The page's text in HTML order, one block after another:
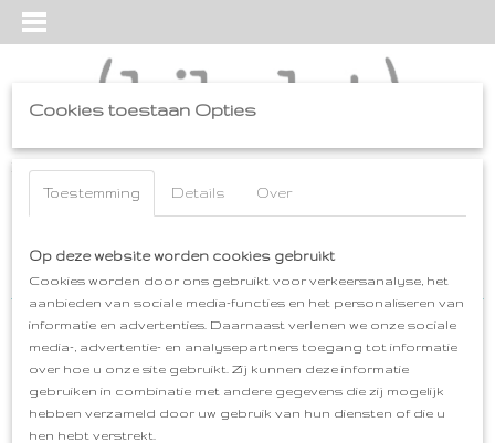
Inloggen Registreren
Home>cadeaus>VOUWTAS origami >VOUWTAS origami (wit-
blauw)
Cookies toestaan Opties
Toestemming Details Over
Op deze website worden cookies gebruikt
Cookies worden door ons gebruikt voor verkeersanalyse, het
aanbieden van sociale media-functies en het personaliseren van
informatie en advertenties. Daarnaast verlenen we onze sociale
media-, advertentie- en analysepartners toegang tot informatie
over hoe u onze site gebruikt. Zij kunnen deze informatie
gebruiken in combinatie met andere gegevens die zij mogelijk
hebben verzameld door uw gebruik van hun diensten of die u
hen hebt verstrekt.